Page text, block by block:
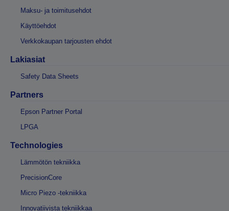
Maksu- ja toimitusehdot
Käyttöehdot
Verkkokaupan tarjousten ehdot
Lakiasiat
Safety Data Sheets
Partners
Epson Partner Portal
LPGA
Technologies
Lämmötön tekniikka
PrecisionCore
Micro Piezo -tekniikka
Innovatiivista tekniikkaa